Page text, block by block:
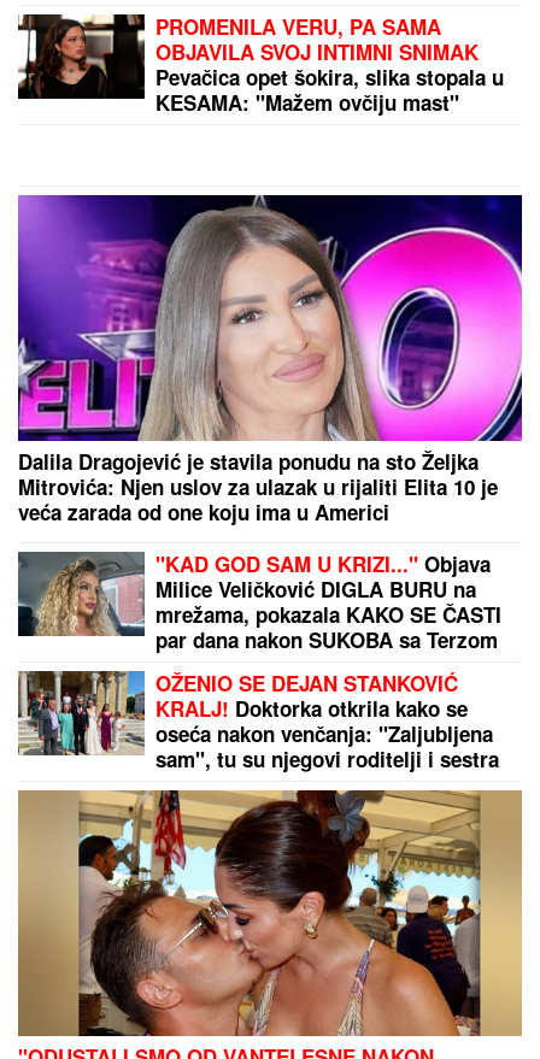
"KADA JE SHVATILA DA DOLAZI
KRAJ TO NAM JE TRAŽILA"
Pevačica se lavovski borila sa
ispunimo želju"
Sutra je SVETI PANTELEJMON, zaštitnik lekara i
vozača: Na njegov praznik ovo nikako ne radite -
veruje se da kazna stiže brže nego što mislite
TRAGEDIJA U KUĆI LIONELA
MESIJA:Argentinac doživeo veliki
gubitak!
PROMENILA VERU, PA SAMA
OBJAVILA SVOJ INTIMNI SNIMAK
Pevačica opet šokira, slika stopala u
KESAMA: "Mažem ovčiju mast"